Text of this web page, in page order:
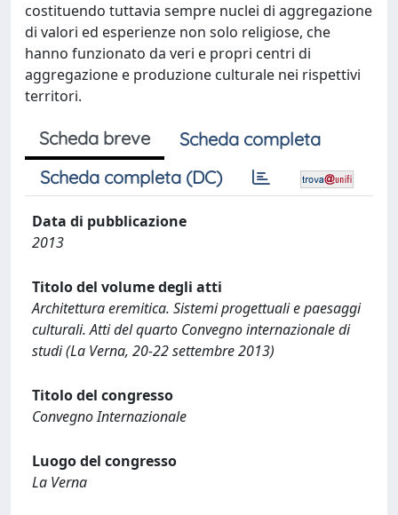
costituendo tuttavia sempre nuclei di aggregazione
di valori ed esperienze non solo religiose, che
hanno funzionato da veri e propri centri di
aggregazione e produzione culturale nei rispettivi
territori.
Scheda breve
Scheda completa
Scheda completa (DC)
Data di pubblicazione
2013
Titolo del volume degli atti
Architettura eremitica. Sistemi progettuali e paesaggi
culturali. Atti del quarto Convegno internazionale di
studi (La Verna, 20-22 settembre 2013)
Titolo del congresso
Convegno Internazionale
Luogo del congresso
La Verna